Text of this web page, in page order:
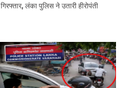
लंका पुलिस ने उतारी हीरोपंती